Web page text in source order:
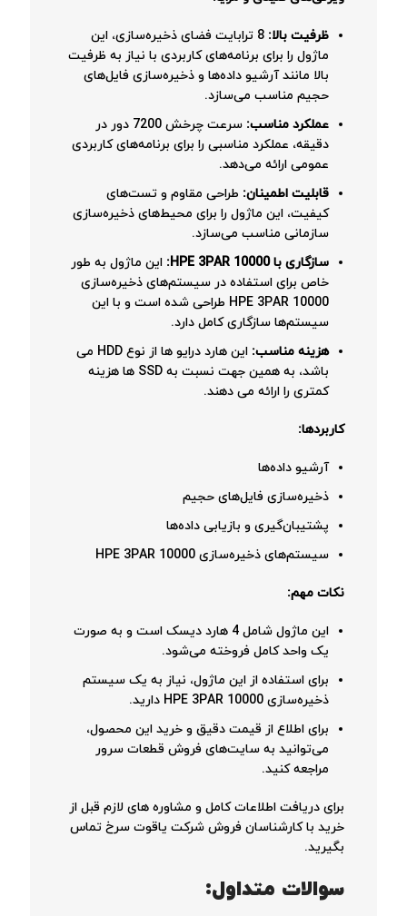
ظرفیت بالا:
8 ترابایت فضای ذخیره‌سازی، این
ماژول را برای برنامه‌های کاربردی با نیاز به ظرفیت
بالا مانند آرشیو داده‌ها و ذخیره‌سازی فایل‌های
حجیم مناسب می‌سازد.
عملکرد مناسب:
سرعت چرخش 7200 دور در
دقیقه، عملکرد مناسبی را برای برنامه‌های کاربردی
عمومی ارائه می‌دهد.
قابلیت اطمینان: طراحی مقاوم و تست‌های
کیفیت، این ماژول را برای محیط‌های ذخیره‌سازی
سازمانی مناسب می‌سازد.
سازگاری با HPE 3PAR 10000:
این ماژول به طور
خاص برای استفاده در سیستم‌های ذخیره‌سازی
HPE 3PAR 10000 طراحی شده است و با این
سیستم‌ها سازگاری کامل دارد.
هزینه مناسب:
این هارد درایو ها از نوع HDD می
باشد، به همین جهت نسبت به SSD ها هزینه
کمتری را ارائه می دهند.
کاربردها:
آرشیو داده‌ها
ذخیره‌سازی فایل‌های حجیم
پشتیبان‌گیری و بازیابی داده‌ها
سیستم‌های ذخیره‌سازی HPE 3PAR 10000
نکات مهم:
این ماژول شامل 4 هارد دیسک است و به صورت
یک واحد کامل فروخته می‌شود.
برای استفاده از این ماژول، نیاز به یک سیستم
ذخیره‌سازی HPE 3PAR 10000 دارید.
برای اطلاع از قیمت دقیق و خرید این محصول،
می‌توانید به سایت‌های فروش قطعات سرور
مراجعه کنید.
برای دریافت اطلاعات کامل و مشاوره های لازم قبل از
خرید با کارشناسان فروش شرکت یاقوت سرخ تماس
بگیرید.
سوالات متداول: